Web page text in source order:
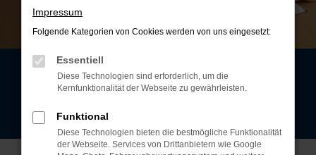
FAHRZEUG LEASEN
Impressum
Folgende Kategorien von Cookies werden von uns eingesetzt:
Essentiell
Diese Technologien sind erforderlich, um die
Kernfunktionalität der Webseite zu gewährleisten.
Funktional
Diese Technologien bieten die bestmögliche Funktionalität
der Webseite. Services von Drittanbietern wie Google